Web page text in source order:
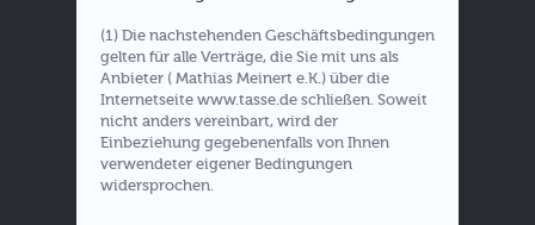
(1) Die nachstehenden Geschäftsbedingungen
gelten für alle Verträge, die Sie mit uns als
Anbieter ( Mathias Meinert e.K.) über die
Internetseite www.tasse.de schließen. Soweit
nicht anders vereinbart, wird der
Einbeziehung gegebenenfalls von Ihnen
verwendeter eigener Bedingungen
widersprochen.